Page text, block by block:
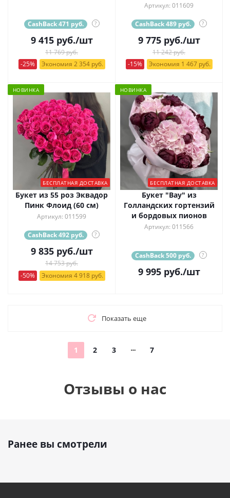
CashBack 471 руб. ?
9 415руб./шт
11 769 руб.
-25%
Экономия 2 354 руб.
Артикул: 011609
CashBack 489 руб. ?
9 775руб./шт
11 242 руб.
-15%
Экономия 1 467 руб.
НОВИНКА
БЕСПЛАТНАЯ ДОСТАВКА
Букет из 55 роз Эквадор
Пинк Флоид (60 см)
Артикул: 011599
CashBack 492 руб. ?
9 835руб./шт
14 753 руб.
-50%
Экономия 4 918 руб.
НОВИНКА
БЕСПЛАТНАЯ ДОСТАВКА
Букет "Вау" из
Голландских гортензий
и бордовых пионов
Артикул: 011566
CashBack 500 руб. ?
9 995руб./шт
Показать еще
1 2 3 7
Отзывы о нас
Ранее вы смотрели